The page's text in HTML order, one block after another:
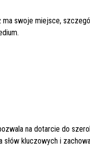
swoje miejsce,
na dotarcie do
kluczowych i